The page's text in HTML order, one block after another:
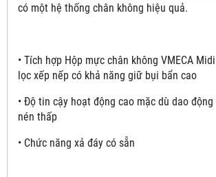
có một hệ thống chân không hiệu quả.
• Tích hợp Hộp mực chân không VMECA
lọc xếp nếp có khả năng giữ bụi bẩn cao
• Độ tin cậy hoạt động cao mặc dù dao
nén thấp
• Chức năng xả đáy có sẵn